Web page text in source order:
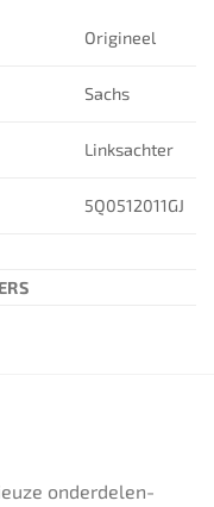
Origineel
Sachs
Linksachter
5Q0512011GJ
onderdelen-